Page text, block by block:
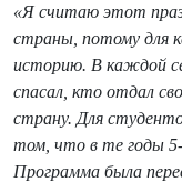
«Я считаю этот
страны, потому для
историю. В каждой
спасал, кто отдал
страну. Для
том, что в те годы
Программа была